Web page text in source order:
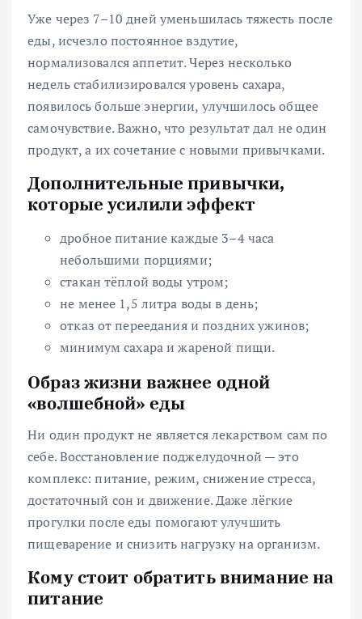
Уже через 7–10 дней уменьшилась тяжесть после
еды, исчезло постоянное вздутие,
нормализовался аппетит. Через несколько
недель стабилизировался уровень сахара,
появилось больше энергии, улучшилось общее
самочувствие. Важно, что результат дал не один
продукт, а их сочетание с новыми привычками.
Дополнительные привычки,
которые усилили эффект
дробное питание каждые 3–4 часа
небольшими порциями;
стакан тёплой воды утром;
не менее 1,5 литра воды в день;
отказ от переедания и поздних ужинов;
минимум сахара и жареной пищи.
Образ жизни важнее одной
«волшебной» еды
Ни один продукт не является лекарством сам по
себе. Восстановление поджелудочной — это
комплекс: питание, режим, снижение стресса,
достаточный сон и движение. Даже лёгкие
прогулки после еды помогают улучшить
пищеварение и снизить нагрузку на организм.
Кому стоит обратить внимание на
питание